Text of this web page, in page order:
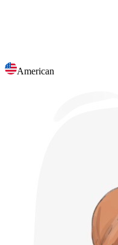
American